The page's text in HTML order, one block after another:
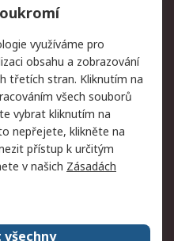
Obchodní podmínky
společnosti RS
Zabezpečení
elektronické pošty
Zásady ochrany
osobních údajů
Kontakt
využíváme pro
obsahu a zobrazování
třetích stran. Kliknutím na
všech souborů
vybrat kliknutím na
nepřejete, klikněte na
přístup k určitým
v našich Zásadách